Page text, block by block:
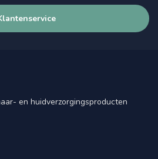
en huidverzorgingsproducten